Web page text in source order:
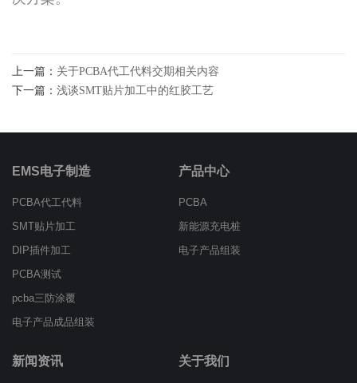
上一篇： 关于PCBA代工代料交期相关内容
下一篇： 浅谈SMT贴片加工中的红胶工艺
EMS电子制造
PCBA代工代料
SMT贴片加工
DIP插件加工
PCBA测试
pcba三防涂覆
电子产品成品组装
产品中心
PCBA
新能源充电桩
电子产品组装
新闻资讯 关于我们